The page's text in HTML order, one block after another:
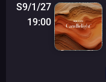
S9/1/27
19:00